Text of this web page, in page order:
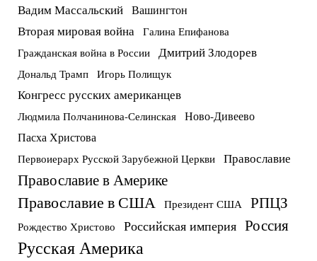
Вадим Массальский Вашингтон
Вторая мировая война Галина Епифанова
Гражданская война в России Дмитрий Злодорев
Дональд Трамп Игорь Полищук
Конгресс русских американцев
Людмила Полчанинова-Селинская Ново-Дивеево
Пасха Христова
Первоиерарх Русской Зарубежной Церкви Православие
Православие в Америке
Православие в США Президент США РПЦЗ
Рождество Христово Российская империя Россия
Русская Америка